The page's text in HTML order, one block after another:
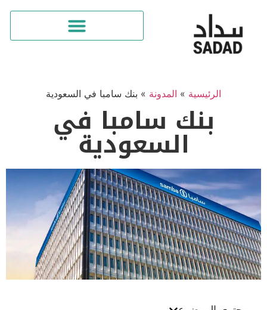
الرئيسية » المدونة » بنك سامبا في السعودية
بنك سامبا في
السعودية